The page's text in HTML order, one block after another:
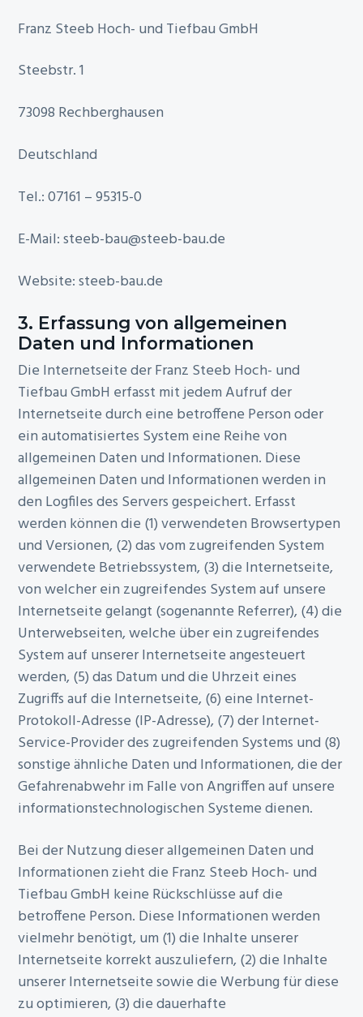
Franz Steeb Hoch- und Tiefbau GmbH
Steebstr. 1
73098 Rechberghausen
Deutschland
Tel.: 07161 – 95315-0
E-Mail: steeb-bau@steeb-bau.de
Website: steeb-bau.de
3. Erfassung von allgemeinen
Daten und Informationen
Die Internetseite der Franz Steeb Hoch- und
Tiefbau GmbH erfasst mit jedem Aufruf der
Internetseite durch eine betroffene Person oder
ein automatisiertes System eine Reihe von
allgemeinen Daten und Informationen. Diese
allgemeinen Daten und Informationen werden in
den Logfiles des Servers gespeichert. Erfasst
werden können die (1) verwendeten Browsertypen
und Versionen, (2) das vom zugreifenden System
verwendete Betriebssystem, (3) die Internetseite,
von welcher ein zugreifendes System auf unsere
Internetseite gelangt (sogenannte Referrer), (4) die
Unterwebseiten, welche über ein zugreifendes
System auf unserer Internetseite angesteuert
werden, (5) das Datum und die Uhrzeit eines
Zugriffs auf die Internetseite, (6) eine Internet-
Protokoll-Adresse (IP-Adresse), (7) der Internet-
Service-Provider des zugreifenden Systems und (8)
sonstige ähnliche Daten und Informationen, die der
Gefahrenabwehr im Falle von Angriffen auf unsere
informationstechnologischen Systeme dienen.
Bei der Nutzung dieser allgemeinen Daten und
Informationen zieht die Franz Steeb Hoch- und
Tiefbau GmbH keine Rückschlüsse auf die
betroffene Person. Diese Informationen werden
vielmehr benötigt, um (1) die Inhalte unserer
Internetseite korrekt auszuliefern, (2) die Inhalte
unserer Internetseite sowie die Werbung für diese
zu optimieren, (3) die dauerhafte